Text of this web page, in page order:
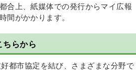
合上、紙媒体での発行からマイ広報
間がかかります。
ちらから
都市協定を結び、さまざまな分野で